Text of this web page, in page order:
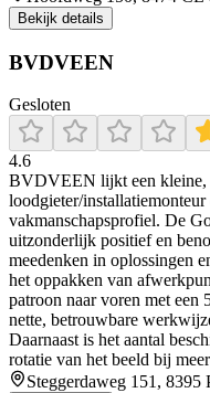
Bekijk details
BVDVEEN
Gesloten
4.6
BVDVEEN lijkt een kleine,
loodgieter/installatiemonteur
vakmanschapsprofiel. De
uitzonderlijk positief en
meedenken in oplossingen
het oppakken van
patroon naar voren met een
nette, betrouwbare
Daarnaast is het aantal
rotatie van het beeld bij
Steggerdaweg 151, 8395